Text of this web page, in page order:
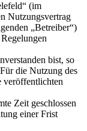
(im
Nutzungsvertrag
„Betreiber“)
bist, so
die Nutzung des
veröffentlichten
Zeit geschlossen
einer Frist